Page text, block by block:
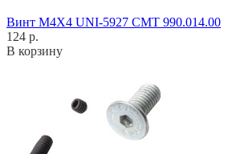
Винт M4X4 UNI-5927 CMT 990.014.00
124 р.
В корзину